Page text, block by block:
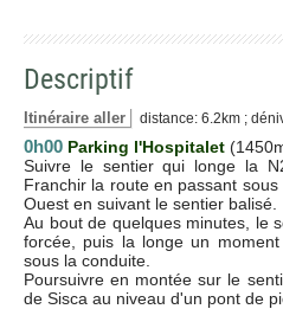
Descriptif
Itinéraire aller distance: 6.2km ;
0h00 Parking l'Hospitalet
Suivre le sentier qui longe la
Franchir la route en passant
Ouest en suivant le sentier balisé.
Au bout de quelques minutes, le
forcée, puis la longe un
sous la conduite.
Poursuivre en montée sur le
de Sisca au niveau d'un pont de